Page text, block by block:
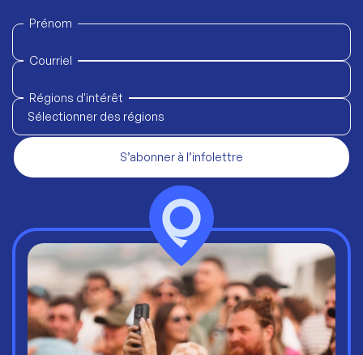
Prénom
Courriel
Régions d'intérêt
Sélectionner des régions
S’abonner à l’infolettre